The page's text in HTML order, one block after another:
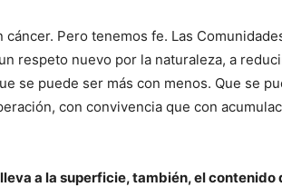
Pero tenemos fe. Las
respeto nuevo por la naturaleza, a
se puede ser más con menos. Que se
con convivencia que con
a la superficie, también, el contenido